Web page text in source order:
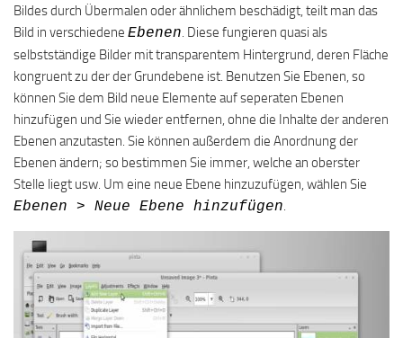
Bildes durch Übermalen oder ähnlichem beschädigt, teilt man das
Bild in verschiedene Ebenen. Diese fungieren quasi als
selbstständige Bilder mit transparentem Hintergrund, deren Fläche
kongruent zu der der Grundebene ist. Benutzen Sie Ebenen, so
können Sie dem Bild neue Elemente auf seperaten Ebenen
hinzufügen und Sie wieder entfernen, ohne die Inhalte der anderen
Ebenen anzutasten. Sie können außerdem die Anordnung der
Ebenen ändern; so bestimmen Sie immer, welche an oberster
Stelle liegt usw. Um eine neue Ebene hinzuzufügen, wählen Sie
Ebenen > Neue Ebene hinzufügen.